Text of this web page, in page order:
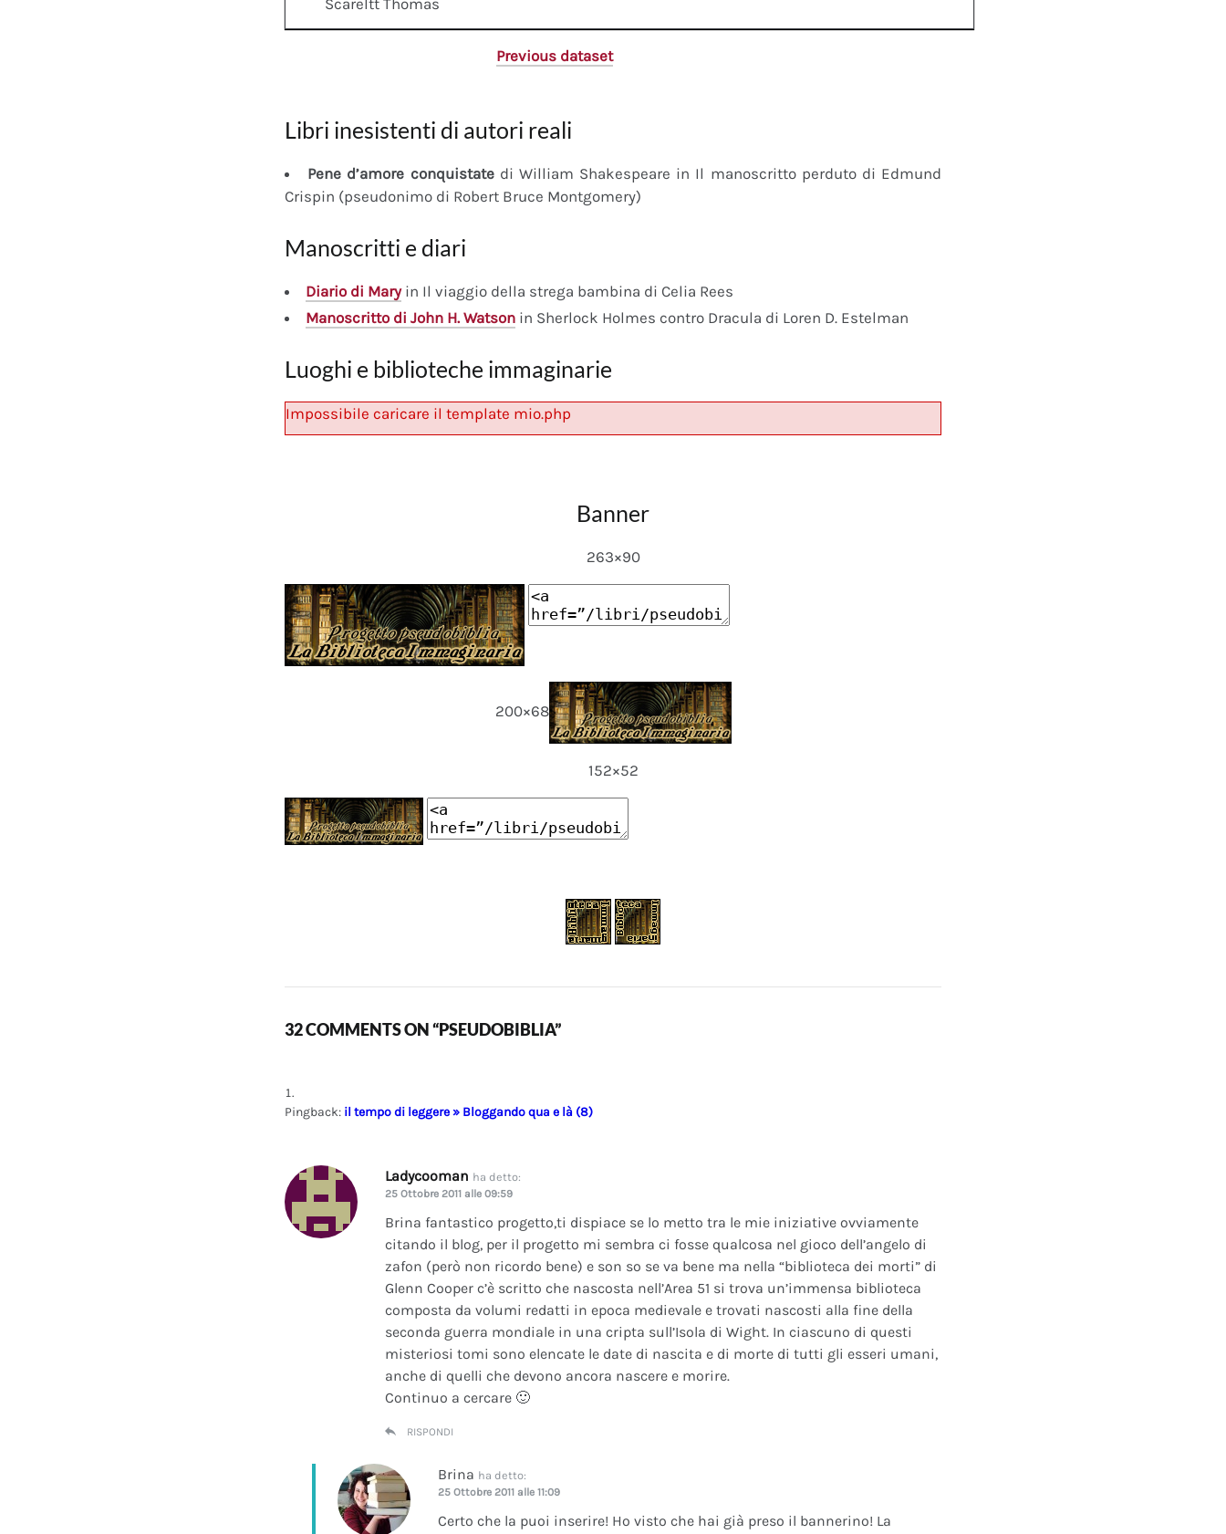
Scareltt Thomas
Previous dataset
Libri inesistenti di autori reali
Pene d’amore conquistatedi William Shakespeare in Il manoscritto perduto di Edmund
Crispin (pseudonimo di Robert Bruce Montgomery)
Manoscritti e diari
Diario di Maryin Il viaggio della strega bambina di Celia Rees
Manoscritto di John H. Watson in Sherlock Holmes contro Dracula di Loren D. Estelman
Luoghi e biblioteche immaginarie
Impossibile caricare il template mio.php
Banner
263×90
200×68
152×52
32 COMMENTS ON “PSEUDOBIBLIA”
Pingback: il tempo di leggere » Bloggando qua e là (8)
Ladycooman ha detto:
25 Ottobre 2011 alle 09:59
Brina fantastico progetto,ti dispiace se lo metto tra le mie iniziative ovviamente
citando il blog, per il progetto mi sembra ci fosse qualcosa nel gioco dell’angelo di
zafon (però non ricordo bene) e son so se va bene ma nella “biblioteca dei morti” di
Glenn Cooper c’è scritto che nascosta nell’Area 51 si trova un’immensa biblioteca
composta da volumi redatti in epoca medievale e trovati nascosti alla fine della
seconda guerra mondiale in una cripta sull’Isola di Wight. In ciascuno di questi
misteriosi tomi sono elencate le date di nascita e di morte di tutti gli esseri umani,
anche di quelli che devono ancora nascere e morire.
Continuo a cercare 🙂
RISPONDI
Brina ha detto:
25 Ottobre 2011 alle 11:09
Certo che la puoi inserire! Ho visto che hai già preso il bannerino! La